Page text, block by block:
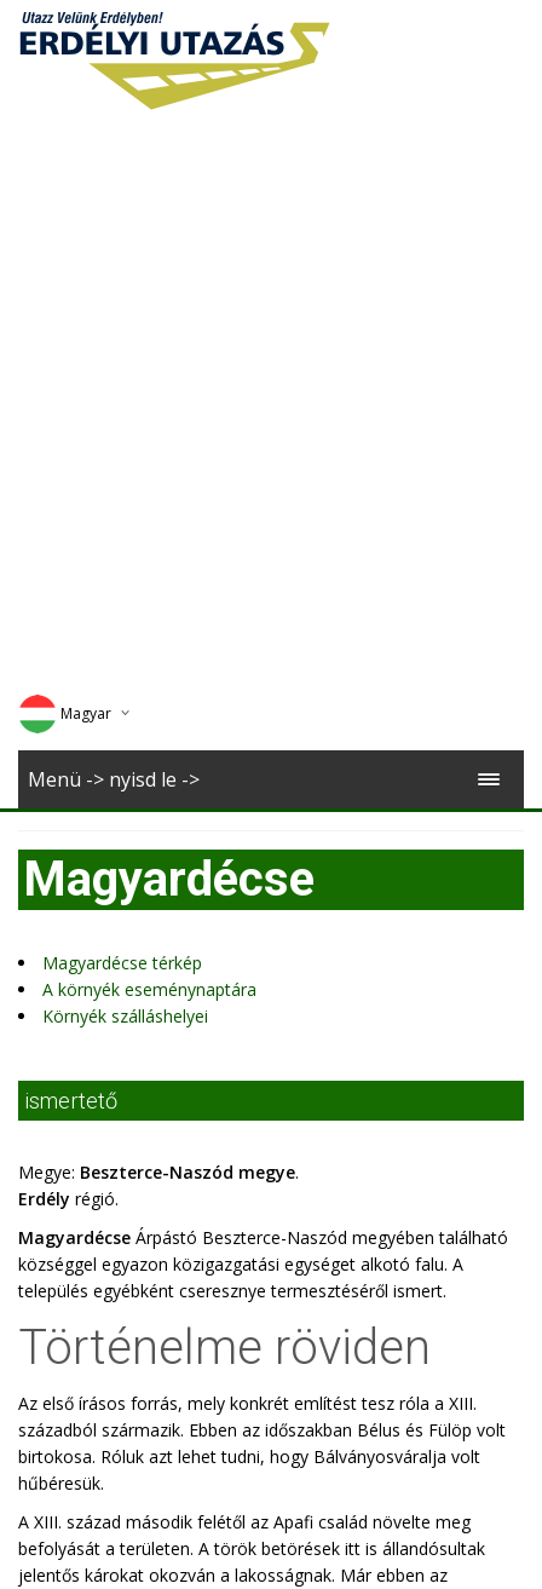
Magyar
Deutsch
Romana
Menü -> nyisd le ->
Magyardécse
Magyardécse térkép
A környék eseménynaptára
Környék szálláshelyei
ismertető
Megye: Beszterce-Naszód megye.
Erdély régió.
Magyardécse Árpástó Beszterce-Naszód megyében található
községgel egyazon közigazgatási egységet alkotó falu. A
település egyébként cseresznye termesztéséről ismert.
Történelme röviden
Az első írásos forrás, mely konkrét említést tesz róla a XIII.
századból származik. Ebben az időszakban Bélus és Fülöp volt
birtokosa. Róluk azt lehet tudni, hogy Bálványosváralja volt
hűbéresük.
A XIII. század második felétől az Apafi család növelte meg
befolyását a területen. A török betörések itt is állandósultak
jelentős károkat okozván a lakosságnak. Már ebben az